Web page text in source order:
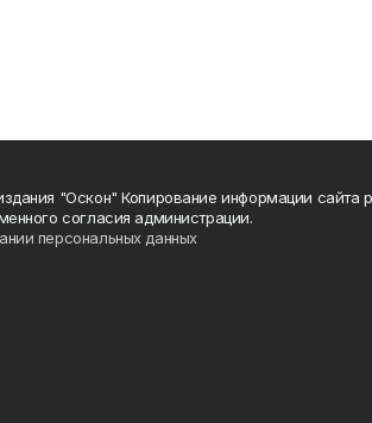
"Оскон" Копирование информации сайта
согласия администрации.
персональных данных